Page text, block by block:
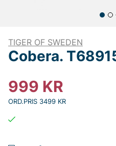
TIGER OF SWEDEN
Cobera.
999 KR
ORD.PRIS 3499 KR